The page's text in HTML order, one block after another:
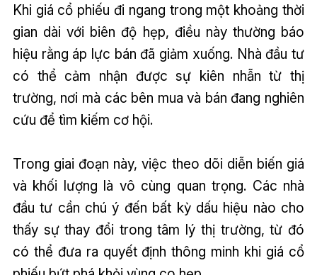
Khi giá cổ phiếu đi ngang trong một khoảng thời
gian dài với biên độ hẹp, điều này thường báo
hiệu rằng áp lực bán đã giảm xuống. Nhà đầu tư
có thể cảm nhận được sự kiên nhẫn từ thị
trường, nơi mà các bên mua và bán đang nghiên
cứu để tìm kiếm cơ hội.
Trong giai đoạn này, việc theo dõi diễn biến giá
và khối lượng là vô cùng quan trọng. Các nhà
đầu tư cần chú ý đến bất kỳ dấu hiệu nào cho
thấy sự thay đổi trong tâm lý thị trường, từ đó
có thể đưa ra quyết định thông minh khi giá cổ